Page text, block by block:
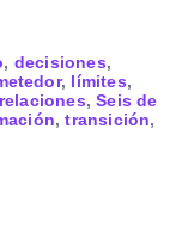
, decisiones,
, límites,
relaciones,Seis de
,transición,